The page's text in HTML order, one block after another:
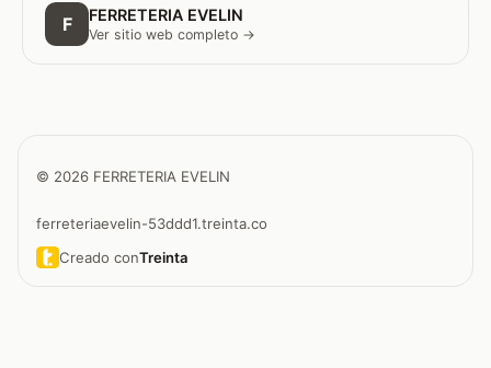
F FERRETERIA EVELIN
Ver sitio web completo →
© 2026 FERRETERIA EVELIN
ferreteriaevelin-53ddd1.treinta.co
Creado conTreinta